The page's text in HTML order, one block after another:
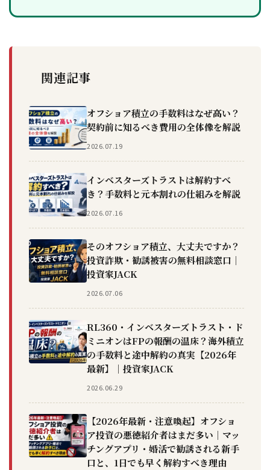
関連記事
オフショア積立の手数料はなぜ高い？
契約前に知るべき費用の全体像を解説
2026.07.19
インベスターズトラストは解約すべ
き？手数料と元本割れの仕組みを解説
2026.07.16
そのオフショア積立、大丈夫ですか？
投資詐欺・勧誘被害の無料相談窓口｜
投資家JACK
2026.07.06
RL360・インベスターズトラスト・ド
ミニオンはFPの報酬の温床？海外積立
の手数料と途中解約の真実【2026年
最新】｜投資家JACK
2026.06.29
【2026年最新・注意喚起】オフショ
ア投資の悪徳紹介者はまだ多い｜マッ
チングアプリ・婚活で勧誘される新手
口と、1日でも早く解約すべき理由